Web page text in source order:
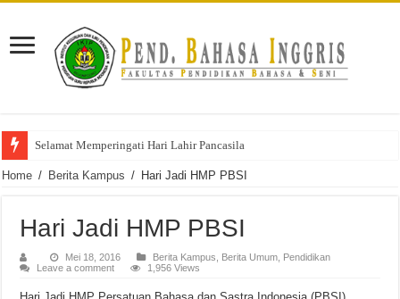
Selamat Memperingati Hari Lahir Pancasila
Home / Berita Kampus / Hari Jadi HMP PBSI
Hari Jadi HMP PBSI
Mei 18, 2016 Berita Kampus Berita Umum
Pendidikan
Leave a comment
1,956 Views